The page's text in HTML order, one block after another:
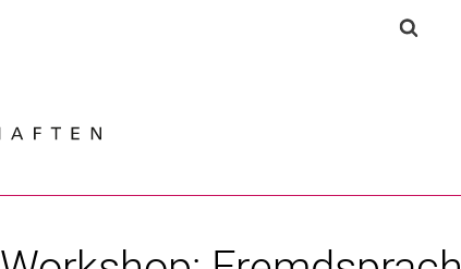
Springe direkt zu: Inhalt
Springe direkt zu: Suche
Springe direkt zu: